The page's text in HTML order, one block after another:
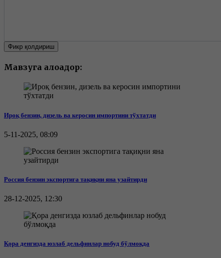
Фикр қолдириш
Мавзуга алоқадор:
Ироқ бензин, дизель ва керосин импортини тўхтатди
5-11-2025, 08:09
Россия бензин экспортига тақиқни яна узайтирди
28-12-2025, 12:30
Қора денгизда юзлаб дельфинлар нобуд бўлмоқда